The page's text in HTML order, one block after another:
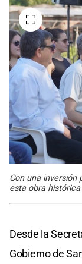
Con una inversión
esta obra
Desde la
Gobierno de